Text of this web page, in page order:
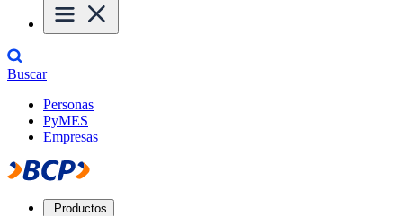
Buscar
Personas
PyMES
Empresas
Productos